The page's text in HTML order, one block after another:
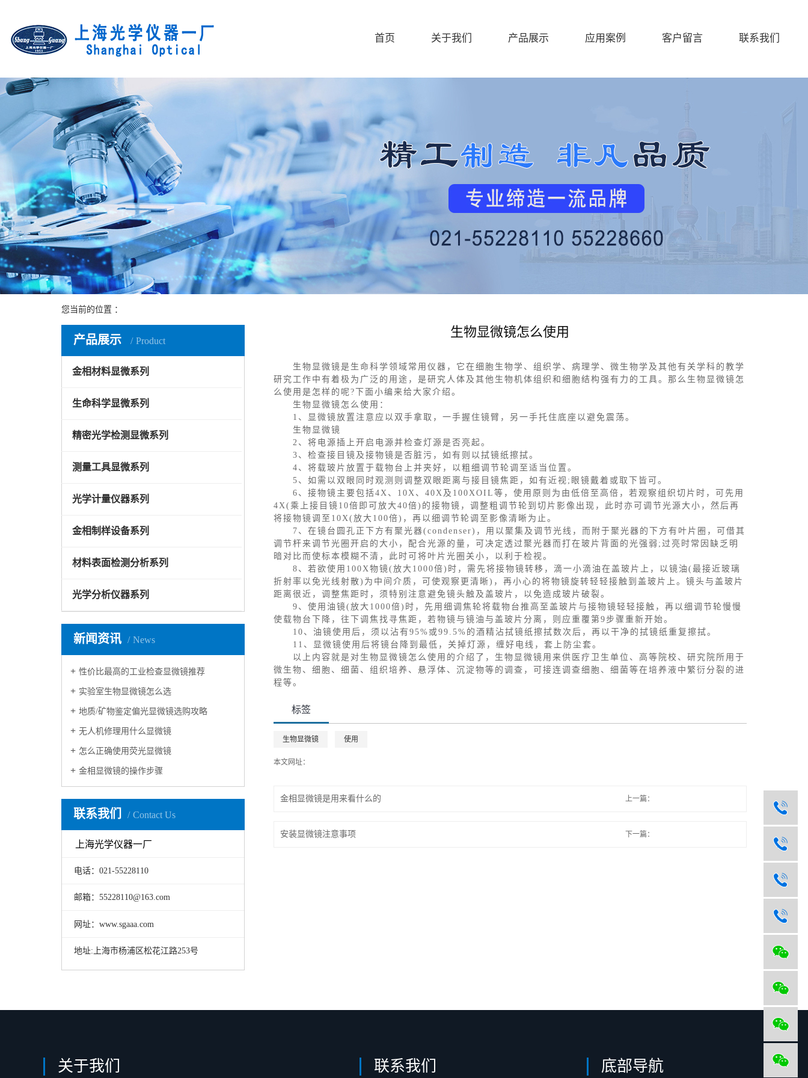
首页 关于我们 产品展示 应用案例 客户留言 联系我们
您当前的位置 ：
产品展示 Product
金相材料显微系列
生命科学显微系列
精密光学检测显微系列
测量工具显微系列
光学计量仪器系列
金相制样设备系列
材料表面检测分析系列
光学分析仪器系列
新闻资讯 News
性价比最高的工业检查显微镜推荐
实验室生物显微镜怎么选
地质/矿物鉴定偏光显微镜选购攻略
无人机修理用什么显微镜
怎么正确使用荧光显微镜
金相显微镜的操作步骤
联系我们 Contact Us
上海光学仪器一厂
电话：021-55228110
邮箱：55228110@163.com
网址：www.sgaaa.com
地址:上海市杨浦区松花江路253号
生物显微镜怎么使用
生物显微镜是生命科学领域常用仪器，它在细胞生物学、组织学、病理学、微生物学及其他有关学科的教学
研究工作中有着极为广泛的用途，是研究人体及其他生物机体组织和细胞结构强有力的工具。那么生物显微镜怎
么使用是怎样的呢?下面小编来给大家介绍。
生物显微镜怎么使用：
1、显微镜放置注意应以双手拿取，一手握住镜臂，另一手托住底座以避免震荡。
生物显微镜
2、将电源插上开启电源并检查灯源是否亮起。
3、检查接目镜及接物镜是否脏污，如有则以拭镜纸擦拭。
4、将载玻片放置于载物台上并夹好，以粗细调节轮调至适当位置。
5、如需以双眼同时观测则调整双眼距离与接目镜焦距，如有近视;眼镜戴着或取下皆可。
6、接物镜主要包括4X、10X、40X及100XOIL等，使用原则为由低倍至高倍，若观察组织切片时，可先用
4X(乘上接目镜10倍即可放大40倍)的接物镜，调整粗调节轮到切片影像出现，此时亦可调节光源大小，然后再
将接物镜调至10X(放大100倍)，再以细调节轮调至影像清晰为止。
7、在镜台圆孔正下方有聚光器(condenser)，用以聚集及调节光线，而附于聚光器的下方有叶片圈，可借其
调节杆来调节光圈开启的大小，配合光源的量，可决定透过聚光器而打在玻片背面的光强弱;过亮时常因缺乏明
暗对比而使标本模糊不清，此时可将叶片光圈关小，以利于检视。
8、若欲使用100X物镜(放大1000倍)时，需先将接物镜转移，滴一小滴油在盖玻片上，以镜油(最接近玻璃
折射率以免光线射散)为中间介质，可使观察更清晰)，再小心的将物镜旋转轻轻接触到盖玻片上。镜头与盖玻片
距离很近，调整焦距时，须特别注意避免镜头触及盖玻片，以免造成玻片破裂。
9、使用油镜(放大1000倍)时，先用细调焦轮将载物台推高至盖玻片与接物镜轻轻接触，再以细调节轮慢慢
使载物台下降，往下调焦找寻焦距，若物镜与镜油与盖玻片分离，则应重覆第9步骤重新开始。
10、油镜使用后，须以沾有95%或99.5%的酒精沾拭镜纸擦拭数次后，再以干净的拭镜纸重复擦拭。
11、显微镜使用后将镜台降到最低，关掉灯源，缠好电线，套上防尘套。
以上内容就是对生物显微镜怎么使用的介绍了，生物显微镜用来供医疗卫生单位、高等院校、研究院所用于
微生物、细胞、细菌、组织培养、悬浮体、沉淀物等的调查，可接连调查细胞、细菌等在培养液中繁衍分裂的进
程等。
标签
生物显微镜 使用
本文网址：
上一篇：
金相显微镜是用来看什么的
下一篇：
安装显微镜注意事项
关于我们 联系我们 底部导航